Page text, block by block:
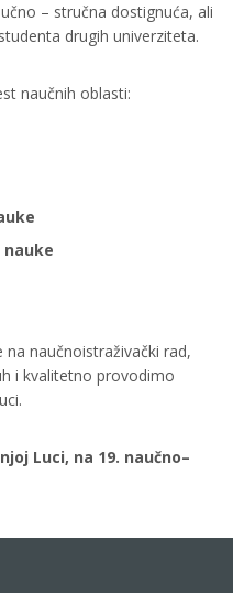
– stručna dostignuća, ali
drugih univerziteta.
naučnih oblasti:
naučnoistraživački rad,
i kvalitetno provodimo
Luci, na 19. naučno–